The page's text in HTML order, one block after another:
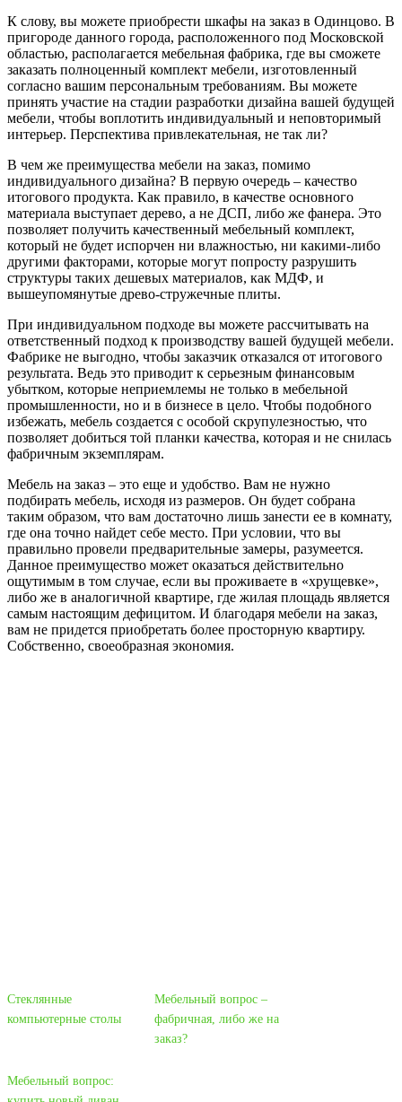
К слову, вы можете приобрести шкафы на заказ в Одинцово. В
пригороде данного города, расположенного под Московской
областью, располагается мебельная фабрика, где вы сможете
заказать полноценный комплект мебели, изготовленный
согласно вашим персональным требованиям. Вы можете
принять участие на стадии разработки дизайна вашей будущей
мебели, чтобы воплотить индивидуальный и неповторимый
интерьер. Перспектива привлекательная, не так ли?
В чем же преимущества мебели на заказ, помимо
индивидуального дизайна? В первую очередь – качество
итогового продукта. Как правило, в качестве основного
материала выступает дерево, а не ДСП, либо же фанера. Это
позволяет получить качественный мебельный комплект,
который не будет испорчен ни влажностью, ни какими-либо
другими факторами, которые могут попросту разрушить
структуры таких дешевых материалов, как МДФ, и
вышеупомянутые древо-стружечные плиты.
При индивидуальном подходе вы можете рассчитывать на
ответственный подход к производству вашей будущей мебели.
Фабрике не выгодно, чтобы заказчик отказался от итогового
результата. Ведь это приводит к серьезным финансовым
убытком, которые неприемлемы не только в мебельной
промышленности, но и в бизнесе в цело. Чтобы подобного
избежать, мебель создается с особой скрупулезностью, что
позволяет добиться той планки качества, которая и не снилась
фабричным экземплярам.
Мебель на заказ – это еще и удобство. Вам не нужно
подбирать мебель, исходя из размеров. Он будет собрана
таким образом, что вам достаточно лишь занести ее в комнату,
где она точно найдет себе место. При условии, что вы
правильно провели предварительные замеры, разумеется.
Данное преимущество может оказаться действительно
ощутимым в том случае, если вы проживаете в «хрущевке»,
либо же в аналогичной квартире, где жилая площадь является
самым настоящим дефицитом. И благодаря мебели на заказ,
вам не придется приобретать более просторную квартиру.
Собственно, своеобразная экономия.
Стеклянные
компьютерные столы
Мебельный вопрос –
фабричная, либо же на
заказ?
Мебельный вопрос: